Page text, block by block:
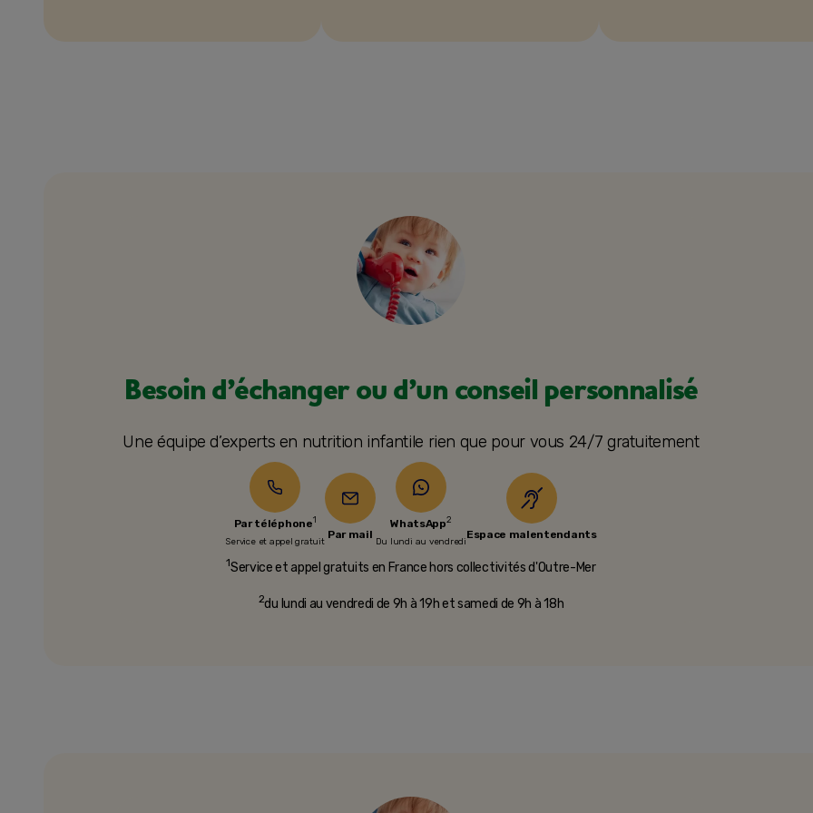
Besoin d’échanger ou d’un conseil personnalisé
Une équipe d’experts en nutrition infantile rien que pour vous 24/7 gratuitement
Par téléphone1
Service et appel gratuit
Par mail
WhatsApp2
Du lundi au vendredi
Espace malentendants
1Service et appel gratuits en France hors collectivités d'Outre-Mer​
2du lundi au vendredi de 9h à 19h et samedi de 9h à 18h